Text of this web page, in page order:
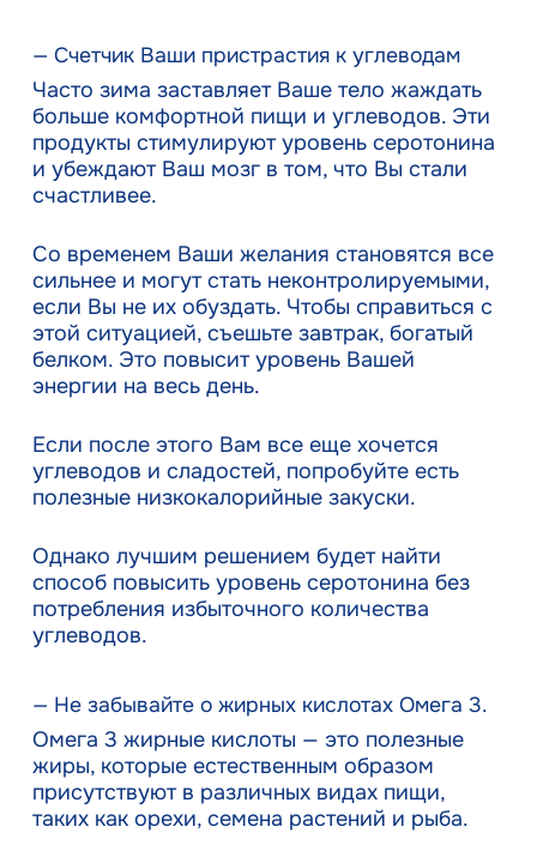
— Счетчик Ваши пристрастия к углеводам
Часто зима заставляет Ваше тело жаждать
больше комфортной пищи и углеводов. Эти
продукты стимулируют уровень серотонина
и убеждают Ваш мозг в том, что Вы стали
счастливее.
Со временем Ваши желания становятся все
сильнее и могут стать неконтролируемыми,
если Вы не их обуздать. Чтобы справиться с
этой ситуацией, съешьте завтрак, богатый
белком. Это повысит уровень Вашей
энергии на весь день.
Если после этого Вам все еще хочется
углеводов и сладостей, попробуйте есть
полезные низкокалорийные закуски.
Однако лучшим решением будет найти
способ повысить уровень серотонина без
потребления избыточного количества
углеводов.
— Не забывайте о жирных кислотах Омега 3.
Омега 3 жирные кислоты — это полезные
жиры, которые естественным образом
присутствуют в различных видах пищи,
таких как орехи, семена растений и рыба.